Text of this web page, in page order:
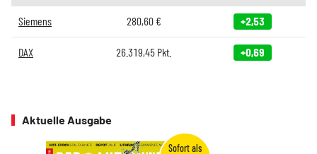
Siemens 280,60€ +2,53
DAX 26.319,45 Pkt. +0,69
Aktuelle Ausgabe